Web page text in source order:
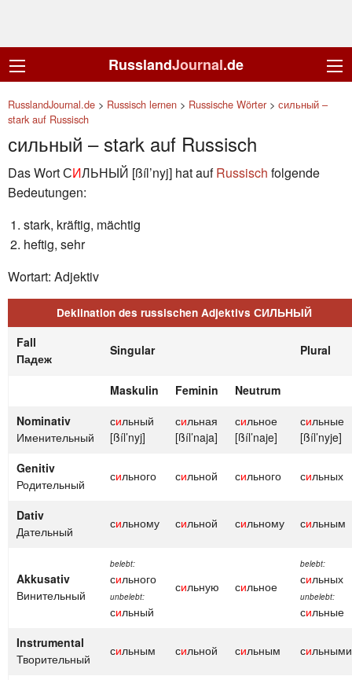
RusslandJournal.de
RusslandJournal.de > Russisch lernen > Russische Wörter > сильный –
stark auf Russisch
сильный – stark auf Russisch
Das Wort СИЛЬНЫЙ [ßíl’nyj] hat aufRussisch folgende
Bedeutungen:
stark, kräftig, mächtig
heftig, sehr
Wortart: Adjektiv
Deklination des russischen Adjektivs СИЛЬНЫЙ
Fall
Падеж
Singular Plural
Maskulin Feminin
Neutrum
Nominativ
Именительный
сильный
[ßíl’nyj]
сильная
[ßíl’naja]
сильное
[ßíl’naje]
сильные
[ßíl’nyje]
Genitiv
Родительный
сильного сильной сильного сильных
Dativ
Дательный
сильному сильной сильному сильным
Akkusativ
Винительный
belebt:
сильного
unbelebt:
сильный
сильную сильное
belebt:
сильных
unbelebt:
сильные
Instrumental
Творительный
сильным сильной сильным сильными